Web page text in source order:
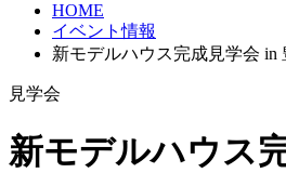
HOME
イベント情報
新モデルハウス完成見学会 in
見学会
新モデルハウス